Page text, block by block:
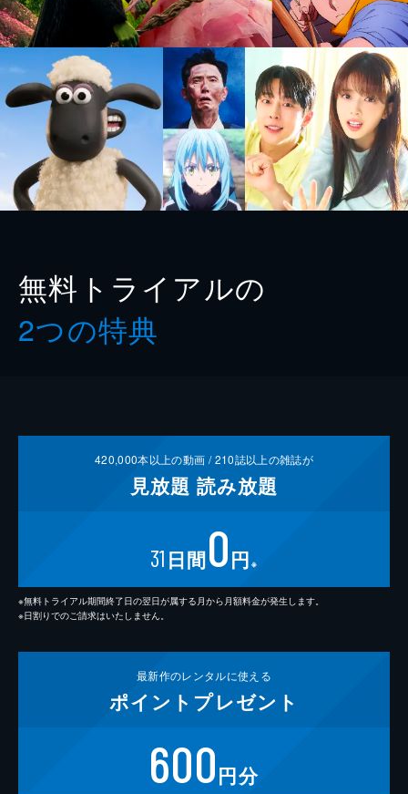
無料トライアルの
2つの特典
420,000本以上の動画 /210誌以上の雑誌が
見放題 読み放題
31 日間0円 ※
※無料トライアル期間終了日の翌日が属する月から月額料金が発生します。
※日割りでのご請求はいたしません。
最新作のレンタルに使える
ポイント プレゼント
600円分